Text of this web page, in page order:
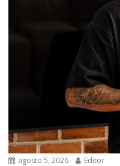
agosto 5, 2026 Editor